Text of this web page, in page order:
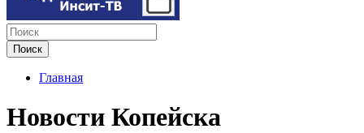
Главная
Новости Копейска